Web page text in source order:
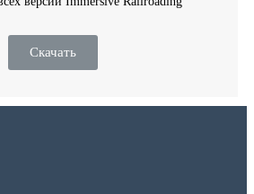
Скачать